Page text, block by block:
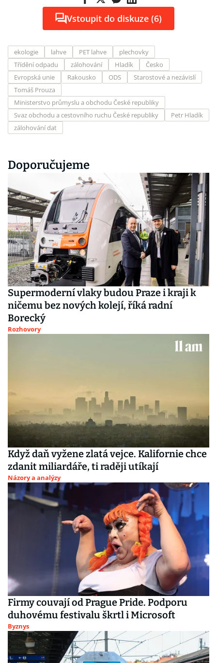
Vstoupit do diskuze (6)
ekologie lahve PET lahve
plechovky
Třídění odpadu
zálohování Hladík
Česko
Evropská unie
Rakousko ODS
Starostové a nezávislí
Tomáš Prouza
Ministerstvo průmyslu a obchodu České republiky
Svaz obchodu a cestovního ruchu České republiky
Petr Hladík
zálohování dat
Doporučujeme
Supermoderní vlaky budou Praze i kraji k
ničemu bez nových kolejí, říká radní
Borecký
Rozhovory
Když daň vyžene zlatá vejce. Kalifornie chce
zdanit miliardáře, ti raději utíkají
Názory a analýzy
Firmy couvají od Prague Pride. Podporu
duhovému festivalu škrtl i Microsoft
Byznys